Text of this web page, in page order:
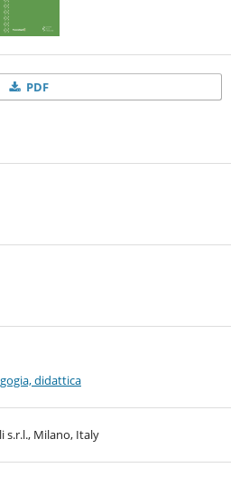
PDF
didattica
s.r.l., Milano, Italy